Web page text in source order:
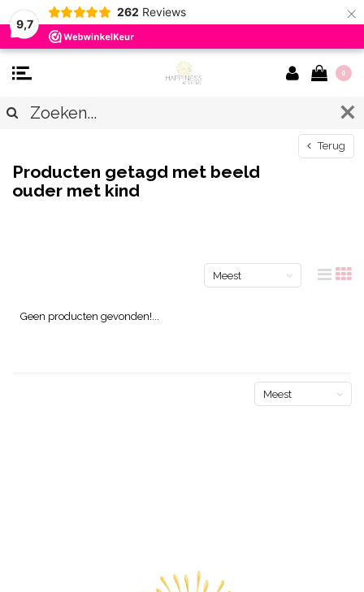
9,7
262 Reviews ×
0
Terug
Producten getagd met beeld
ouder met kind
Meest
Geen producten gevonden!...
Meest